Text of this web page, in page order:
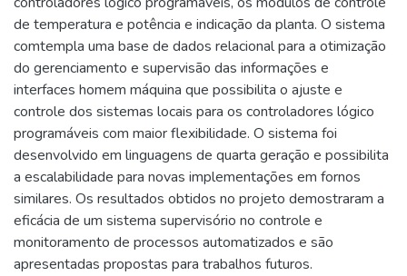
de temperatura e potência e indicação da planta. O sistema
comtempla uma base de dados relacional para a otimização
do gerenciamento e supervisão das informações e
interfaces homem máquina que possibilita o ajuste e
controle dos sistemas locais para os controladores lógico
programáveis com maior flexibilidade. O sistema foi
desenvolvido em linguagens de quarta geração e possibilita
a escalabilidade para novas implementações em fornos
similares. Os resultados obtidos no projeto demostraram a
eficácia de um sistema supervisório no controle e
monitoramento de processos automatizados e são
apresentadas propostas para trabalhos futuros.